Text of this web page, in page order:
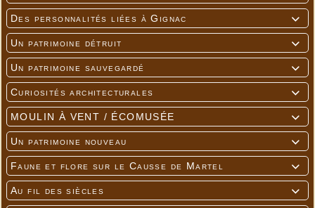

Des personnalités liées à Gignac

Un patrimoine détruit

Un patrimoine sauvegardé

Curiosités architecturales

MOULIN À VENT / ÉCOMUSÉE

Un patrimoine nouveau

Faune et flore sur le Causse de Martel

Au fil des siècles